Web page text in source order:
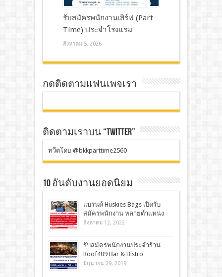
รับสมัครพนักงานเสิร์ฟ (Part
Time) ประจำโรงแรม
สิงหาคม 5, 2026
กดติดตามแฟนเพจเรา
ติดตามเราบน “TWITTER”
ทวีตโดย @bkkparttime2560
10 อันดับงานยอดนิยม
แบรนด์ Huskies Bags เปิดรับ
สมัครพนักงาน หลายตำแหน่ง
สิงหาคม 12, 2022
รับสมัครพนักงานประจำร้าน
Roof409 Bar & Bistro
มิถุนายน 29, 2019